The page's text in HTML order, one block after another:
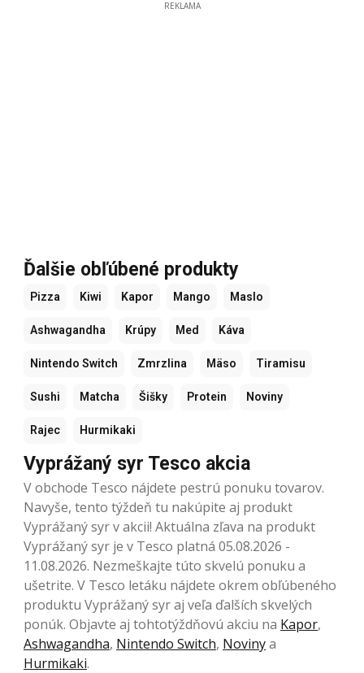
REKLAMA
Ďalšie obľúbené produkty
Pizza Kiwi Kapor Mango Maslo
Ashwagandha Krúpy Med Káva
Nintendo Switch Zmrzlina Mäso Tiramisu
Sushi Matcha Šišky Protein Noviny
Rajec Hurmikaki
Vyprážaný syr Tesco akcia
V obchode Tesco nájdete pestrú ponuku tovarov.
Navyše, tento týždeň tu nakúpite aj produkt
Vyprážaný syr v akcii! Aktuálna zľava na produkt
Vyprážaný syr je v Tesco platná 05.08.2026 -
11.08.2026. Nezmeškajte túto skvelú ponuku a
ušetrite. V Tesco letáku nájdete okrem obľúbeného
produktu Vyprážaný syr aj veľa ďalších skvelých
ponúk. Objavte aj tohtotýždňovú akciu na Kapor,
Ashwagandha, Nintendo Switch, Novinya
Hurmikaki.